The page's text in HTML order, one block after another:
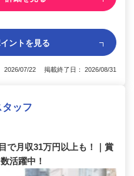
ントを見る
2026/07/22 掲載終了日： 2026/08/31
ッフ
で月収31万円以上も！｜賞
活躍中！